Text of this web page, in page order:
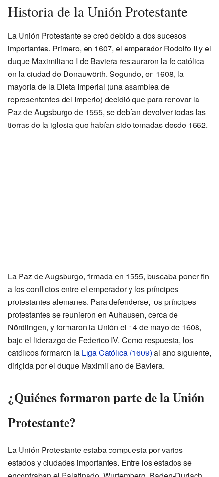
Historia de la Unión Protestante
La Unión Protestante se creó debido a dos sucesos
importantes. Primero, en 1607, el emperador Rodolfo II y el
duque Maximiliano I de Baviera restauraron la fe católica
en la ciudad de Donauwörth. Segundo, en 1608, la
mayoría de la Dieta Imperial (una asamblea de
representantes del Imperio) decidió que para renovar la
Paz de Augsburgo de 1555, se debían devolver todas las
tierras de la iglesia que habían sido tomadas desde 1552.
La Paz de Augsburgo, firmada en 1555, buscaba poner fin
a los conflictos entre el emperador y los príncipes
protestantes alemanes. Para defenderse, los príncipes
protestantes se reunieron en Auhausen, cerca de
Nördlingen, y formaron la Unión el 14 de mayo de 1608,
bajo el liderazgo de Federico IV. Como respuesta, los
católicos formaron la Liga Católica (1609) al año siguiente,
dirigida por el duque Maximiliano de Baviera.
¿Quiénes formaron parte de la Unión
Protestante?
La Unión Protestante estaba compuesta por varios
estados y ciudades importantes. Entre los estados se